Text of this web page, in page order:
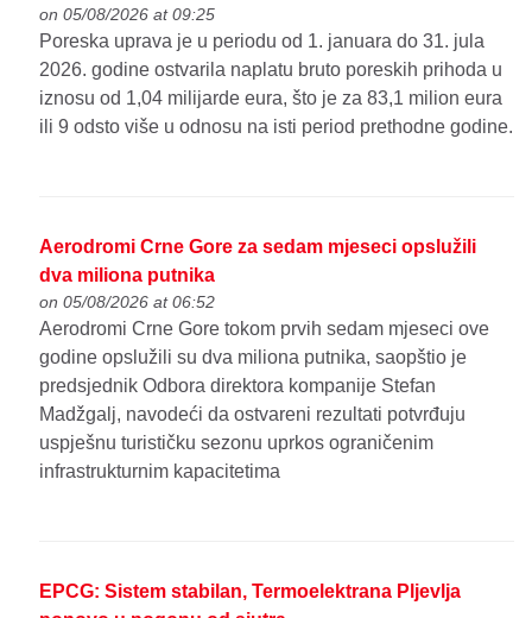
on 05/08/2026 at 09:25
Poreska uprava je u periodu od 1. januara do 31. jula
2026. godine ostvarila naplatu bruto poreskih prihoda u
iznosu od 1,04 milijarde eura, što je za 83,1 milion eura
ili 9 odsto više u odnosu na isti period prethodne godine.
Aerodromi Crne Gore za sedam mjeseci opslužili
dva miliona putnika
on 05/08/2026 at 06:52
Aerodromi Crne Gore tokom prvih sedam mjeseci ove
godine opslužili su dva miliona putnika, saopštio je
predsjednik Odbora direktora kompanije Stefan
Madžgalj, navodeći da ostvareni rezultati potvrđuju
uspješnu turističku sezonu uprkos ograničenim
infrastrukturnim kapacitetima
EPCG: Sistem stabilan, Termoelektrana Pljevlja